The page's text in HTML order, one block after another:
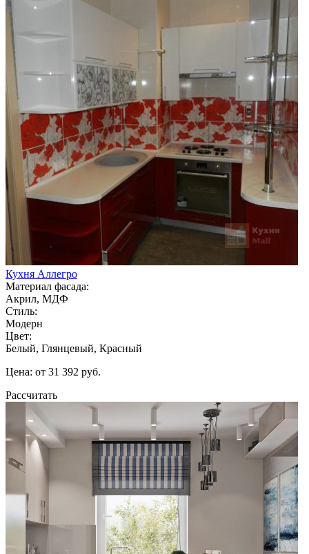
Кухня Аллегро
Материал фасада:
Акрил, МДФ
Стиль:
Модерн
Цвет:
Белый, Глянцевый, Красный
Цена: от 31 392 руб.
Рассчитать